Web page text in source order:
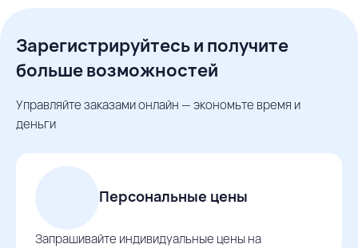
Зарегистрируйтесь и получите
больше возможностей
Управляйте заказами онлайн — экономьте время и
деньги
Персональные цены
Запрашивайте индивидуальные цены на